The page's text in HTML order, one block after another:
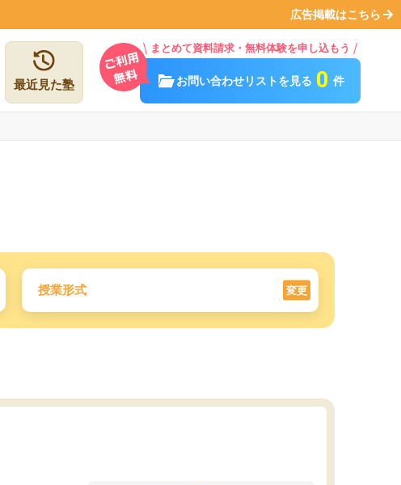
広告掲載はこちら
最近見た塾
まとめて資料請求・無料体験を申し込もう
お問い合わせリストを見る 0 件
授業形式 変更